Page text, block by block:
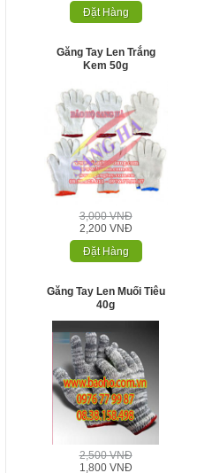
Đặt Hàng
Găng Tay Len Trắng
Kem 50g
3,000 VNĐ
2,200 VNĐ
Đặt Hàng
Găng Tay Len Muối Tiêu
40g
2,500 VNĐ
1,800 VNĐ